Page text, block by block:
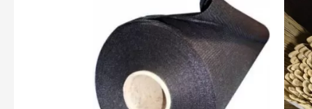
prix :
59.90€
à
219.90€
plusieurs
variations.
Les
options
a
Les